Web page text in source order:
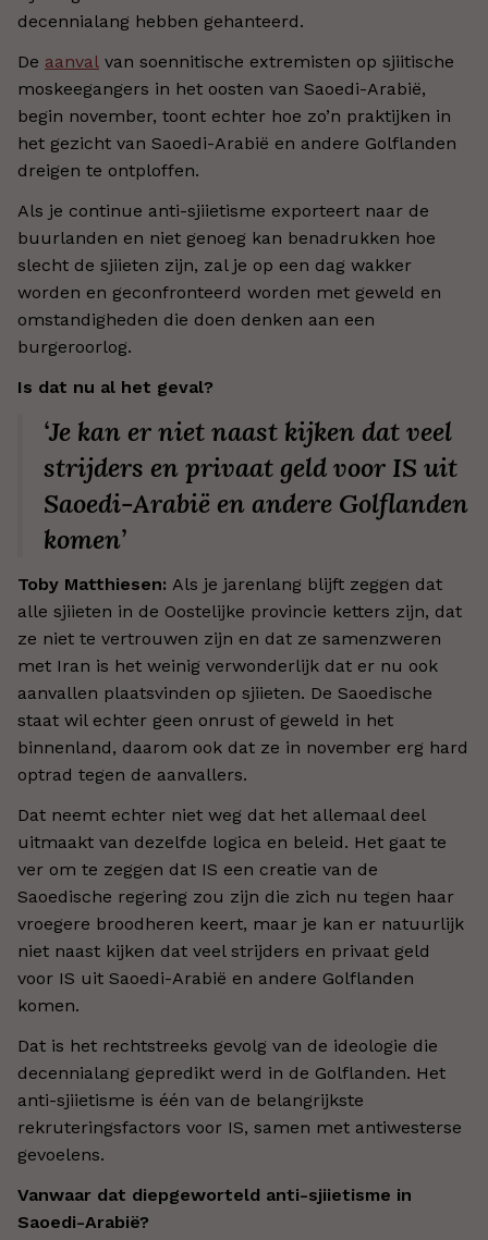
decennialang hebben gehanteerd.
De aanval van soennitische extremisten op sjiitische
moskeegangers in het oosten van Saoedi-Arabië,
begin november, toont echter hoe zo’n praktijken in
het gezicht van Saoedi-Arabië en andere Golflanden
dreigen te ontploffen.
Als je continue anti-sjiietisme exporteert naar de
buurlanden en niet genoeg kan benadrukken hoe
slecht de sjiieten zijn, zal je op een dag wakker
worden en geconfronteerd worden met geweld en
omstandigheden die doen denken aan een
burgeroorlog.
Is dat nu al het geval?
‘Je kan er niet naast kijken dat veel
strijders en privaat geld voor IS uit
Saoedi-Arabië en andere Golflanden
komen’
Toby Matthiesen: Als je jarenlang blijft zeggen dat
alle sjiieten in de Oostelijke provincie ketters zijn, dat
ze niet te vertrouwen zijn en dat ze samenzweren
met Iran is het weinig verwonderlijk dat er nu ook
aanvallen plaatsvinden op sjiieten. De Saoedische
staat wil echter geen onrust of geweld in het
binnenland, daarom ook dat ze in november erg hard
optrad tegen de aanvallers.
Dat neemt echter niet weg dat het allemaal deel
uitmaakt van dezelfde logica en beleid. Het gaat te
ver om te zeggen dat IS een creatie van de
Saoedische regering zou zijn die zich nu tegen haar
vroegere broodheren keert, maar je kan er natuurlijk
niet naast kijken dat veel strijders en privaat geld
voor IS uit Saoedi-Arabië en andere Golflanden
komen.
Dat is het rechtstreeks gevolg van de ideologie die
decennialang gepredikt werd in de Golflanden. Het
anti-sjiietisme is één van de belangrijkste
rekruteringsfactors voor IS, samen met antiwesterse
gevoelens.
Vanwaar dat diepgeworteld anti-sjiietisme in
Saoedi-Arabië?